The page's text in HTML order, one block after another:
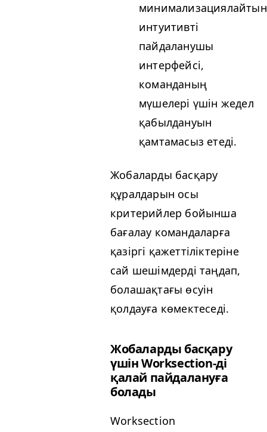
минимализациялайтын
интуитивті
пайдаланушы
интерфейсі,
команданың
мүшелері үшін жедел
қабылдануын
қамтамасыз етеді.
Жобаларды басқару
құралдарын осы
критерийлер бойынша
бағалау командаларға
қазіргі қажеттіліктеріне
сай шешімдерді таңдап,
болашақтағы өсуін
қолдауға көмектеседі.
Жобаларды басқару
үшін Work­sec­tion-ді
қалай пайдалануға
болады
Work­sec­tion